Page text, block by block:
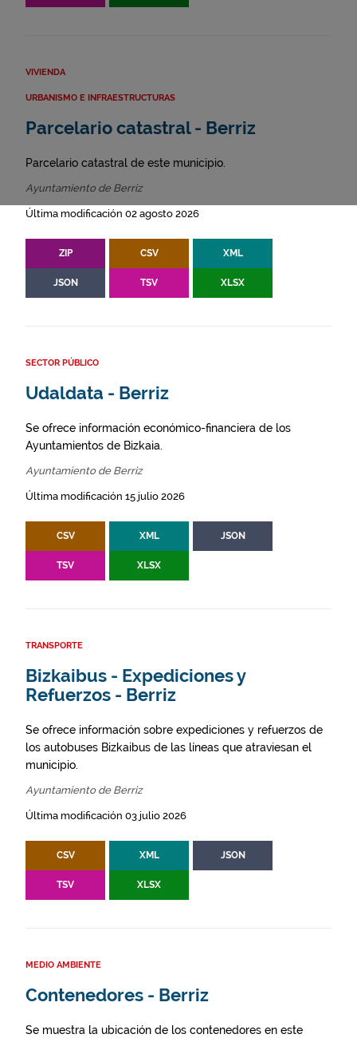
VIVIENDA
URBANISMO E INFRAESTRUCTURAS
Parcelario catastral - Berriz
Parcelario catastral de este municipio.
Ayuntamiento de Berriz
Última modificación 02 agosto 2026
ZIP CSV XML
JSON TSV XLSX
SECTOR PÚBLICO
Udaldata - Berriz
Se ofrece información económico-financiera de los
Ayuntamientos de Bizkaia.
Ayuntamiento de Berriz
Última modificación 15 julio 2026
CSV XML JSON
TSV XLSX
TRANSPORTE
Bizkaibus - Expediciones y
Refuerzos - Berriz
Se ofrece información sobre expediciones y refuerzos de
los autobuses Bizkaibus de las líneas que atraviesan el
municipio.
Ayuntamiento de Berriz
Última modificación 03 julio 2026
CSV XML JSON
TSV XLSX
MEDIO AMBIENTE
Contenedores - Berriz
Se muestra la ubicación de los contenedores en este